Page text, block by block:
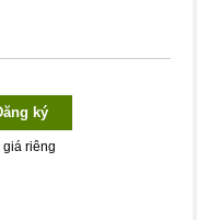
ký
riêng